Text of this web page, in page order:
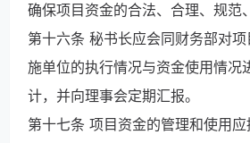
确保项目资金的合法、合理、规范
第十六条 秘书长应会同财务部对
施单位的执行情况与资金使用情况
计，并向理事会定期汇报。
第十七条 项目资金的管理和使用